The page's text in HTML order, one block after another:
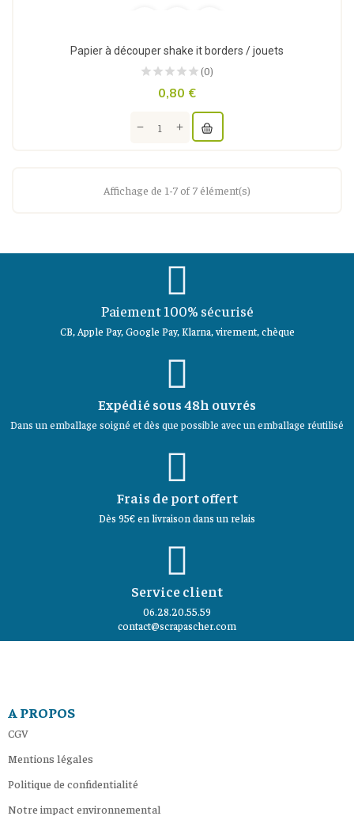
Papier à découper shake it borders / jouets
(0)
0,80 €
Affichage de 1-7 of 7 élément(s)
Paiement 100% sécurisé
CB, Apple Pay, Google Pay, Klarna, virement, chèque
Expédié sous 48h ouvrés
Dans un emballage soigné et dès que possible avec un emballage réutilisé
Frais de port offert
Dès 95€ en livraison dans un relais
Service client
06.28.20.55.59
contact@scrapascher.com
A PROPOS
CGV
Mentions légales
Politique de confidentialité
Notre impact environnemental